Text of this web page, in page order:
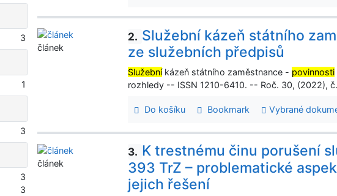
2. Služební kázeň státního
ze služebních předpisů
Služebníkázeň státního zaměstnance - povinnosti
rozhledy -- ISSN 1210-6410. -- Roč. 30, (2022),
Do košíku Bookmark Vybrané
článek
3. K trestnému činu porušení
393 TrZ – problematické
jejich řešení
článek
3
1
3
3
3